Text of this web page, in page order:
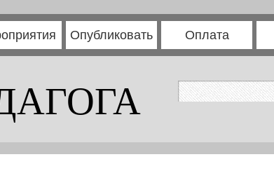
Опубликовать Оплата